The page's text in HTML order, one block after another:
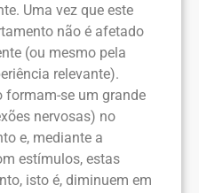
Uma vez que este
não é afetado
(ou mesmo pela
relevante).
formam-se um grande
nervosas) no
e, mediante a
estímulos, estas
isto é, diminuem em